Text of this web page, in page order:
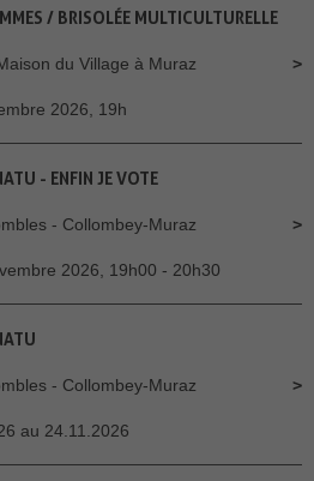
/ BRISOLÉE MULTICULTURELLE
du Village à Muraz
2026, 19h
- ENFIN JE VOTE
- Collombey-Muraz
2026, 19h00 - 20h30
- Collombey-Muraz
au 24.11.2026